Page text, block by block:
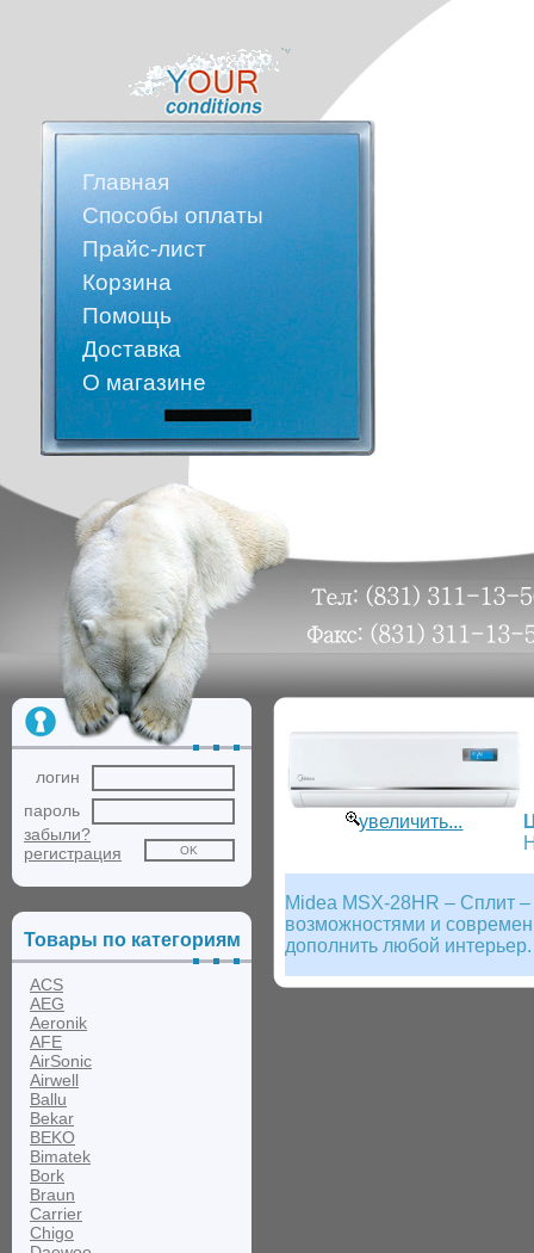
Главная
Способы оплаты
Прайс-лист
Корзина
Помощь
Доставка
О магазине
логин
пароль
забыли?
регистрация
Товары по категориям
ACS
AEG
Aeronik
AFE
AirSonic
Airwell
Ballu
Bekar
BEKO
Bimatek
Bork
Braun
Carrier
Chigo
увеличить...
Midea MSX-28HR – Сплит
возможностями и
дополнить любой